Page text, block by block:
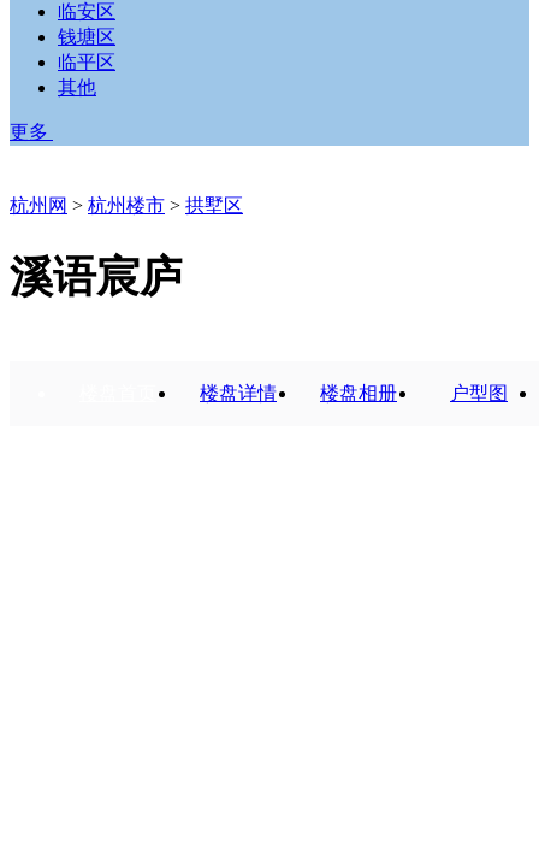
临安区
钱塘区
临平区
其他
更多
杭州网 > 杭州楼市 > 拱墅区
溪语宸庐
楼盘详情 楼盘相册 户型图